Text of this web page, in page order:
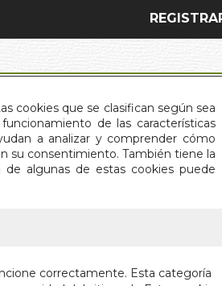
cookies que se clasifican según sea
de las características
a analizar y comprender cómo
su consentimiento. También tiene la
algunas de estas cookies puede
correctamente. Esta categoría
CONTACTO
(HNAS.